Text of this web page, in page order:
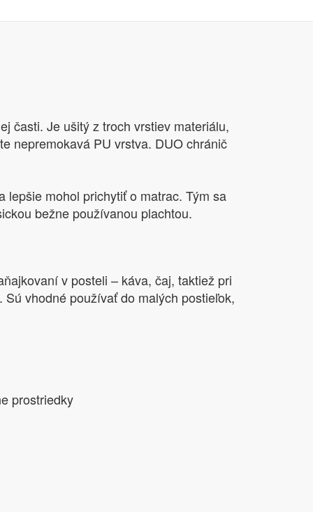
časti. Je ušitý z troch vrstiev materiálu,
nepremokavá PU vrstva. DUO chránič
lepšie mohol prichytiť o matrac. Tým sa
bežne používanou plachtou.
v posteli – káva, čaj, taktiež pri
vhodné používať do malých postieľok,
prostriedky